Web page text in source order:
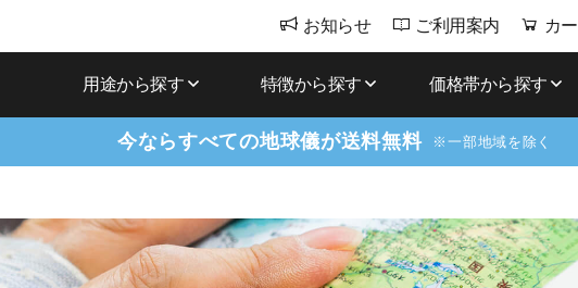
お知らせ ご利用案内 カ
用途から探す 特徴から探す 価格帯から探す
今ならすべての地球儀が送料無料 ※一部地域を除く